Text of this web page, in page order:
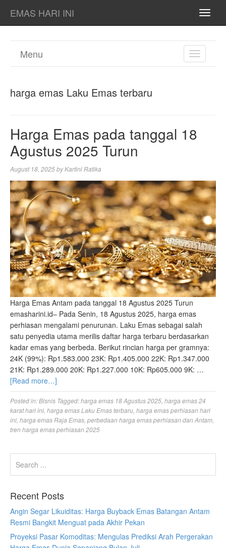
EMAS HARI INI
TOGGLE
Menu
harga emas Laku Emas terbaru
Harga Emas pada tanggal 18
Agustus 2025 Turun
August 18, 2025byKartini Ratika
Harga Emas Antam pada tanggal 18 Agustus 2025 Turun
emasharini.id– Pada Senin, 18 Agustus 2025, harga emas
perhiasan mengalami penurunan. Laku Emas sebagai salah
satu penyedia utama merilis daftar harga terbaru berdasarkan
kadar emas yang berbeda. Berikut rincian harga per gramnya:
24K (99%): Rp1.583.000 23K: Rp1.405.000 22K: Rp1.347.000
21K: Rp1.289.000 20K: Rp1.227.000 10K: Rp605.000 9K: …
[Read more…]
Posted in:Bisnis Tagged:harga emas 18 Agustus 2025 harga emas 24
karat hari ini harga emas Laku Emas terbaru harga emas perhiasan hari
ini harga emas Raja Emas perbedaan harga emas perhiasan dan Antam
tren harga emas perhiasan 2025
Recent Posts
Angin Segar Likuiditas: Harga Buyback Emas Batangan Antam
Resmi Bangkit Menguat pada Akhir Pekan
Proyeksi Pasar Komoditas: Mengulas Prediksi Arah Pergerakan